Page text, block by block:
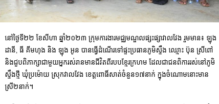
នៅថ្ងៃទី២២ ខែសីហា ឆ្នាំ២០២៣ ក្រុមការងារមជ្ឈមណ្ឌលផ្សះផ្សាវាលវែង រួមមាន៖ ឡុង
ដានី, ធី គីមហុង និង ឡុង អូន បានធ្វើដំណើរទៅផ្ទះប្រធានភូមិស្ទឹង ឈ្មោះ ប៊ុន ស្រីពៅ
និងជួបពិភាក្សាជាមួយអ្នករស់រានមានជីវិតពីរបបខ្មែរក្រហម ដែលជាជនពិការរស់នៅភូមិ
ស្ទឹងថ្មី ឃុំប្រម៉ោយ ស្រុកវាលវែង ខេត្តពោធិ៍សាត់ចំនួន១៧នាក់ ក្នុងចំណោមនោះមាន
ស្រី២នាក់។